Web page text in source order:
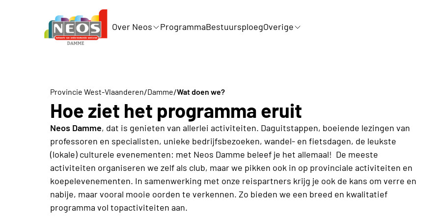
Over Neos ProgrammaBestuursploegOverige
Provincie West-Vlaanderen/Damme/Wat doen we?
Hoe ziet het programma eruit
Neos Damme, dat is genieten van allerlei activiteiten. Daguitstappen, boeiende lezingen van
professoren en specialisten, unieke bedrijfsbezoeken, wandel- en fietsdagen, de leukste
(lokale) culturele evenementen: met Neos Damme beleef je het allemaal! De meeste
activiteiten organiseren we zelf als club, maar we pikken ook in op provinciale activiteiten en
koepelevenementen. In samenwerking met onze reispartners krijg je ook de kans om verre en
nabije, maar vooral mooie oorden te verkennen. Zo bieden we een breed en kwalitatief
programma vol topactiviteiten aan.